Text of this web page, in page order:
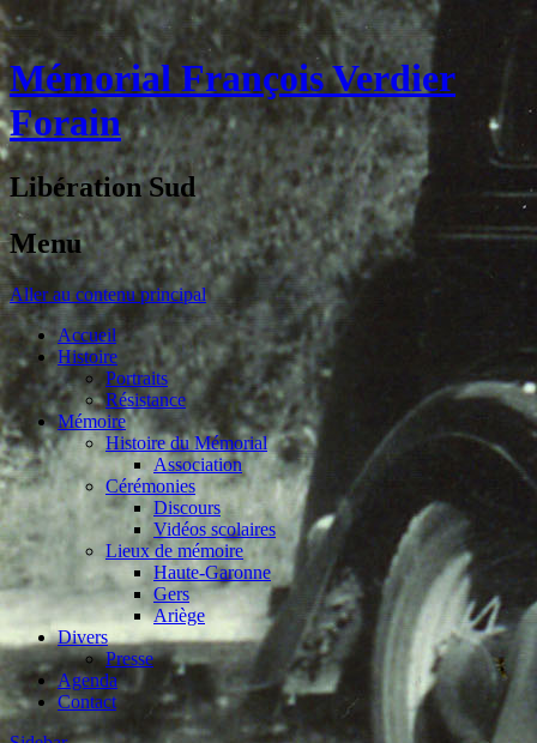
Mémorial François Verdier
Forain
Libération Sud
Menu
Aller au contenu principal
Accueil
Histoire
Portraits
Résistance
Mémoire
Histoire du Mémorial
Association
Cérémonies
Discours
Vidéos scolaires
Lieux de mémoire
Haute-Garonne
Gers
Ariège
Divers
Presse
Agenda
Contact